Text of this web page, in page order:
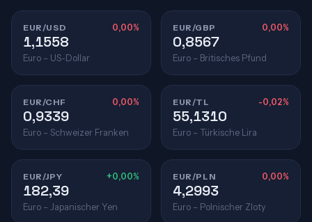
EUR/USD 0,00%
1,1558
Euro – US-Dollar
EUR/GBP 0,00%
0,8567
Euro – Britisches Pfund
EUR/CHF 0,00%
0,9339
Euro – Schweizer Franken
EUR/TL -0,02%
55,1310
Euro – Türkische Lira
EUR/JPY +0,00%
182,39
Euro – Japanischer Yen
EUR/PLN 0,00%
4,2993
Euro – Polnischer Zloty